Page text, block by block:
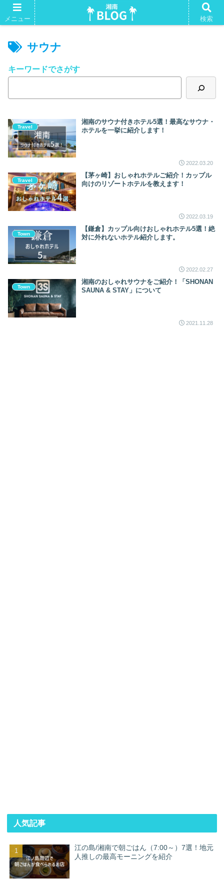
湘南Tシャツ。よかったらいかがですか？
サウナ
キーワードでさがす
Travel
湘南のサウナ付きホテル5選！最高なサウナ・
ホテルを一挙に紹介します！
2022.03.20
Travel
【茅ヶ崎】おしゃれホテルご紹介！カップル
向けのリゾートホテルを教えます！
2022.03.19
Town
【鎌倉】カップル向けおしゃれホテル5選！絶
対に外れないホテル紹介します。
2022.02.27
Town
湘南のおしゃれサウナをご紹介！「SHONAN
SAUNA & STAY」について
2021.11.28
人気記事
江の島/湘南で朝ごはん（7:00～）7選！地元
人推しの最高モーニングを紹介
メニュー 検索